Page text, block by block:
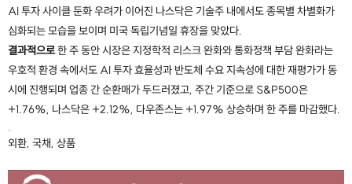
AI 투자 사이클 둔화 우려가 이어진 나스닥은 기술주 내에서도 종목별 차별화가
심화되는 모습을 보이며 미국 독립기념일 휴장을 맞았다.
결과적으로한 주 동안 시장은 지정학적 리스크 완화와 통화정책 부담 완화라는
우호적 환경 속에서도 AI 투자 효율성과 반도체 수요 지속성에 대한 재평가가 동
시에 진행되며 업종 간 순환매가 두드러졌고, 주간 기준으로 S&P500은
+1.76%, 나스닥은 +2.12%, 다우존스는 +1.97% 상승하며 한 주를 마감했다.
외환, 국채, 상품